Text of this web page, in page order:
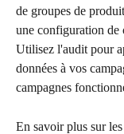
de groupes de
une configuration de
Utilisez l'audit pour
données à vos
campagnes
En savoir plus sur les